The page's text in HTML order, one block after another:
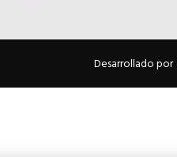
Desarrollado por